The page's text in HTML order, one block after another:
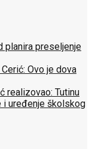
planira preseljenje
Ovo je dova
realizovao: Tutinu
i uređenje školskog